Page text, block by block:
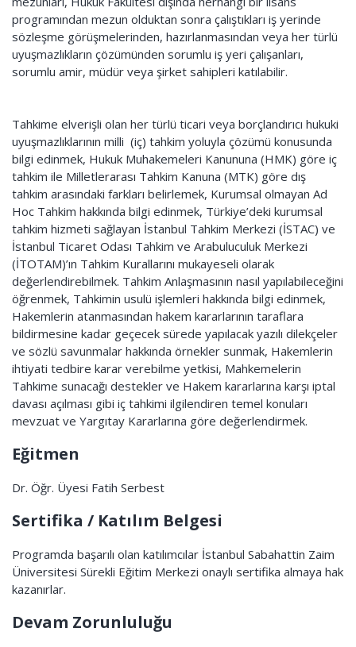
programından mezun olduktan sonra çalıştıkları iş yerinde
sözleşme görüşmelerinden, hazırlanmasından veya her türlü
uyuşmazlıkların çözümünden sorumlu iş yeri çalışanları,
sorumlu amir, müdür veya şirket sahipleri katılabilir.
Tahkime elverişli olan her türlü ticari veya borçlandırıcı hukuki
uyuşmazlıklarının milli (iç) tahkim yoluyla çözümü konusunda
bilgi edinmek, Hukuk Muhakemeleri Kanununa (HMK) göre iç
tahkim ile Milletlerarası Tahkim Kanuna (MTK) göre dış
tahkim arasındaki farkları belirlemek, Kurumsal olmayan Ad
Hoc Tahkim hakkında bilgi edinmek, Türkiye’deki kurumsal
tahkim hizmeti sağlayan İstanbul Tahkim Merkezi (İSTAC) ve
İstanbul Ticaret Odası Tahkim ve Arabuluculuk Merkezi
(İTOTAM)’ın Tahkim Kurallarını mukayeseli olarak
değerlendirebilmek. Tahkim Anlaşmasının nasıl yapılabileceğini
öğrenmek, Tahkimin usulü işlemleri hakkında bilgi edinmek,
Hakemlerin atanmasından hakem kararlarının taraflara
bildirmesine kadar geçecek sürede yapılacak yazılı dilekçeler
ve sözlü savunmalar hakkında örnekler sunmak, Hakemlerin
ihtiyati tedbire karar verebilme yetkisi, Mahkemelerin
Tahkime sunacağı destekler ve Hakem kararlarına karşı iptal
davası açılması gibi iç tahkimi ilgilendiren temel konuları
mevzuat ve Yargıtay Kararlarına göre değerlendirmek.
Eğitmen
Dr. Öğr. Üyesi Fatih Serbest
Sertifika / Katılım Belgesi
Programda başarılı olan katılımcılar İstanbul Sabahattin Zaim
Üniversitesi Sürekli Eğitim Merkezi onaylı sertifika almaya hak
kazanırlar.
Devam Zorunluluğu